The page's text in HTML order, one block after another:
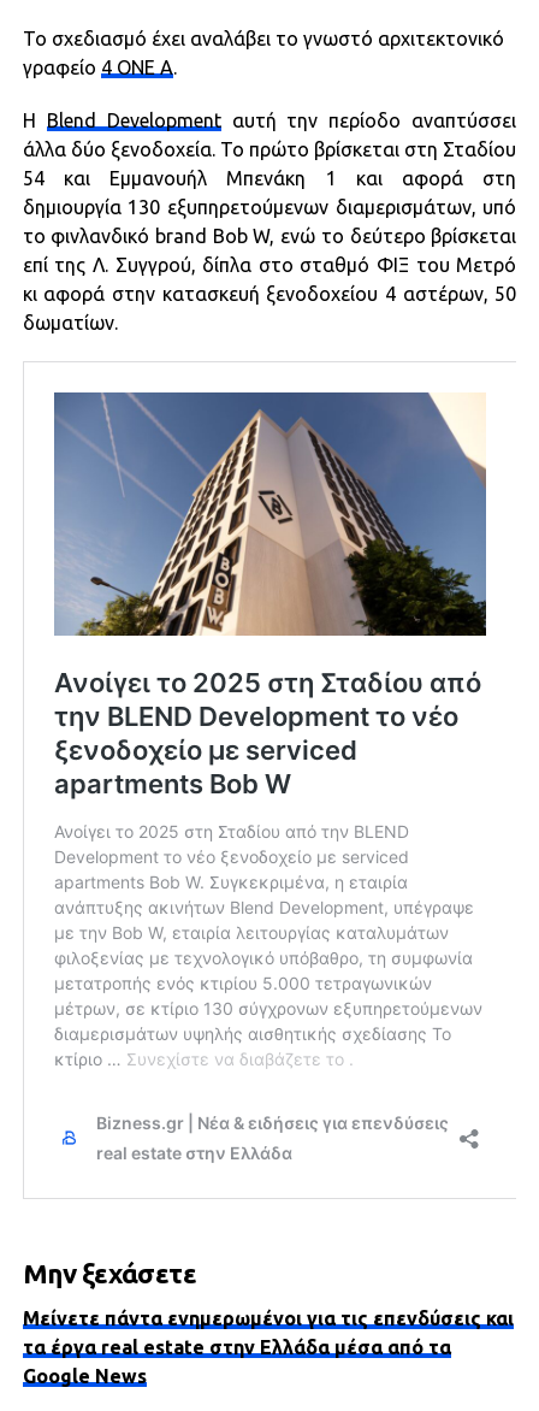
To σχεδιασμό έχει αναλάβει το γνωστό αρχιτεκτονικό
γραφείο 4 ONE A.
Η Blend Developmentαυτή την περίοδο αναπτύσσει
άλλα δύο ξενοδοχεία. Το πρώτο βρίσκεται στη Σταδίου
54 και Εμμανουήλ Μπενάκη 1 και αφορά στη
δημιουργία 130 εξυπηρετούμενων διαμερισμάτων, υπό
το φινλανδικό brand Bob W, ενώ το δεύτερο βρίσκεται
επί της Λ. Συγγρού, δίπλα στο σταθμό ΦΙΞ του Μετρό
κι αφορά στην κατασκευή ξενοδοχείου 4 αστέρων, 50
δωματίων.
Μην ξεχάσετε
Μείνετε πάντα ενημερωμένοι για τις επενδύσεις και
τα έργα real estate στην Ελλάδα μέσα από τα
Google News